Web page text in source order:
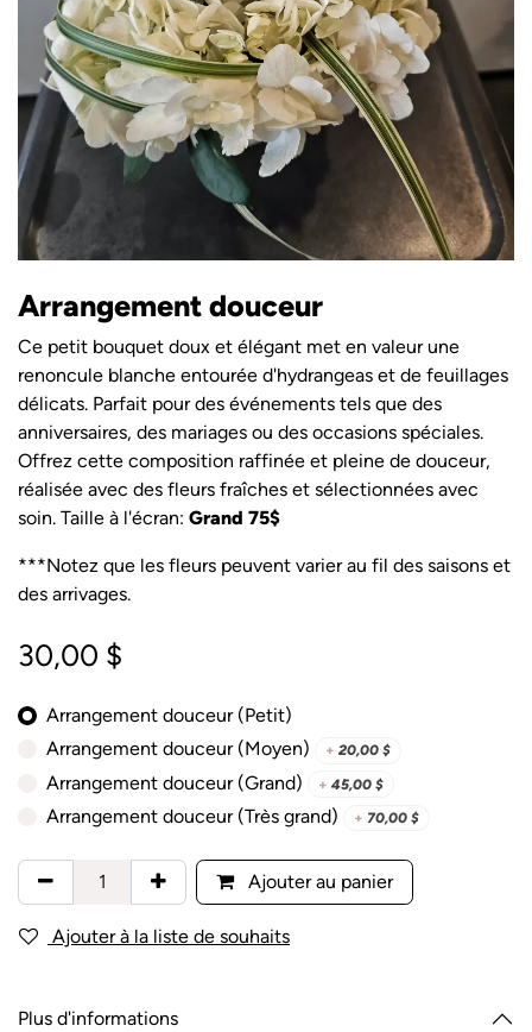
Arrangement douceur
Ce petit bouquet doux et élégant met en valeur une
renoncule blanche entourée d'hydrangeas et de feuillages
délicats. Parfait pour des événements tels que des
anniversaires, des mariages ou des occasions spéciales.
Offrez cette composition raffinée et pleine de douceur,
réalisée avec des fleurs fraîches et sélectionnées avec
soin. Taille à l'écran: Grand 75$
***Notez que les fleurs peuvent varier au fil des saisons et
des arrivages.
30,00 $
Arrangement douceur (Petit)
Arrangement douceur (Moyen)
+ 20,00$
Arrangement douceur (Grand) + 45,00$
Arrangement douceur (Très grand) + 70,00$
Ajouter au panier
Ajouter à la liste de souhaits
Plus d'informations